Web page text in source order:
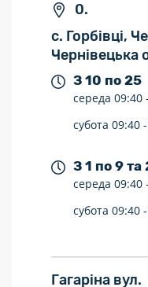
0.
с. Горбівці,
Чернівецька
З 10 по 25
середа 09:40 -
субота 09:40 -
З 1 по 9 та
середа 09:40 -
субота 09:40 -
Гагаріна вул.